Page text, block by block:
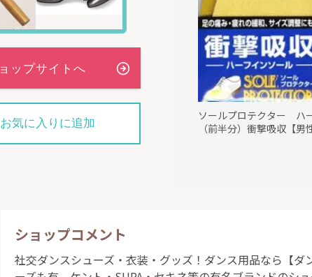
お気に入りに追加
ソールプロテクター ハ
（前半分）衝撃吸収【男
ショップコメント
社交ダンスシューズ・衣装・グッズ！ダンス用品なら【